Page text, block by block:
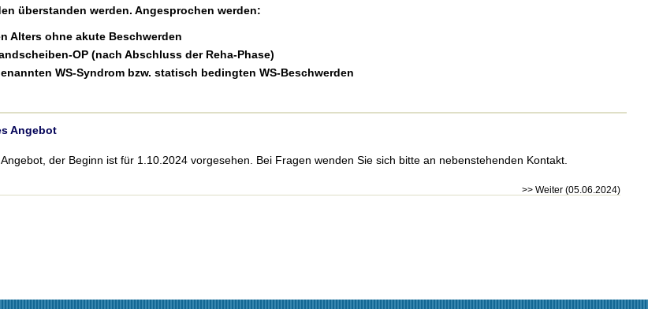
überstanden werden. Angesprochen werden:
Alters ohne akute Beschwerden
OP (nach Abschluss der Reha-Phase)
WS-Syndrom bzw. statisch bedingten WS-Beschwerden
Angebot
der Beginn ist für 1.10.2024 vorgesehen. Bei Fragen wenden Sie sich bitte an nebenstehenden Kontakt.
>> Weiter (05.06.2024)